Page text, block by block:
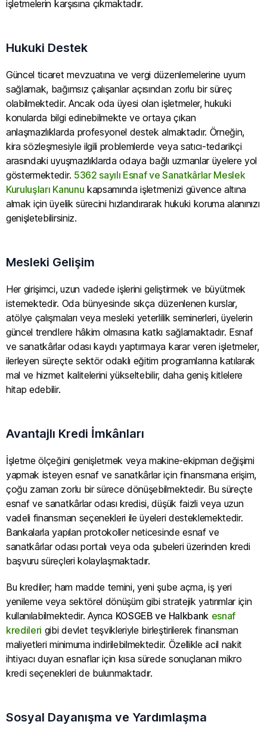
işletmelerin karşısına çıkmaktadır.
Hukuki Destek
Güncel ticaret mevzuatına ve vergi düzenlemelerine uyum
sağlamak, bağımsız çalışanlar açısından zorlu bir süreç
olabilmektedir. Ancak oda üyesi olan işletmeler, hukuki
konularda bilgi edinebilmekte ve ortaya çıkan
anlaşmazlıklarda profesyonel destek almaktadır. Örneğin,
kira sözleşmesiyle ilgili problemlerde veya satıcı-tedarikçi
arasındaki uyuşmazlıklarda odaya bağlı uzmanlar üyelere yol
göstermektedir. 5362 sayılı Esnaf ve Sanatkârlar Meslek
Kuruluşları Kanunu kapsamında işletmenizi güvence altına
almak için üyelik sürecini hızlandırarak hukuki koruma alanınızı
genişletebilirsiniz.
Mesleki Gelişim
Her girişimci, uzun vadede işlerini geliştirmek ve büyütmek
istemektedir. Oda bünyesinde sıkça düzenlenen kurslar,
atölye çalışmaları veya mesleki yeterlilik seminerleri, üyelerin
güncel trendlere hâkim olmasına katkı sağlamaktadır. Esnaf
ve sanatkârlar odası kaydı yaptırmaya karar veren işletmeler,
ilerleyen süreçte sektör odaklı eğitim programlarına katılarak
mal ve hizmet kalitelerini yükseltebilir, daha geniş kitlelere
hitap edebilir.
Avantajlı Kredi İmkânları
İşletme ölçeğini genişletmek veya makine-ekipman değişimi
yapmak isteyen esnaf ve sanatkârlar için finansmana erişim,
çoğu zaman zorlu bir sürece dönüşebilmektedir. Bu süreçte
esnaf ve sanatkârlar odası kredisi, düşük faizli veya uzun
vadeli finansman seçenekleri ile üyeleri desteklemektedir.
Bankalarla yapılan protokoller neticesinde esnaf ve
sanatkârlar odası portalı veya oda şubeleri üzerinden kredi
başvuru süreçleri kolaylaşmaktadır.
Bu krediler; ham madde temini, yeni şube açma, iş yeri
yenileme veya sektörel dönüşüm gibi stratejik yatırımlar için
kullanılabilmektedir. Ayrıca KOSGEB ve Halkbank esnaf
kredileri gibi devlet teşvikleriyle birleştirilerek finansman
maliyetleri minimuma indirilebilmektedir. Özellikle acil nakit
ihtiyacı duyan esnaflar için kısa sürede sonuçlanan mikro
kredi seçenekleri de bulunmaktadır.
Sosyal Dayanışma ve Yardımlaşma